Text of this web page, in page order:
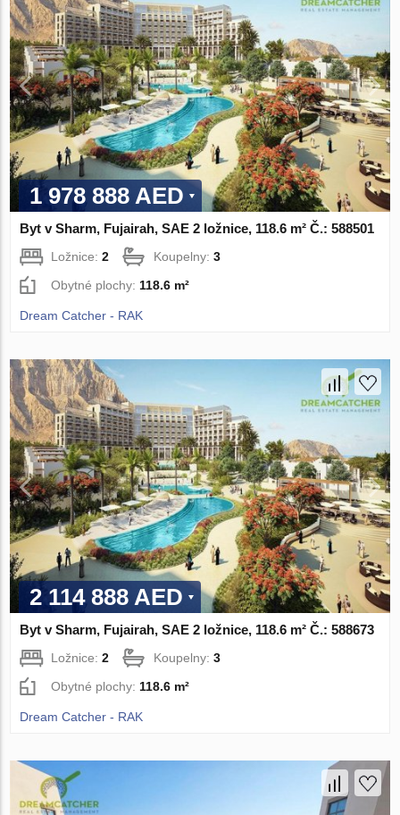
1 978 888 AED
Byt v Sharm, Fujairah, SAE 2 ložnice, 118.6 m² Č.: 588501
Ložnice:2 Koupelny:3
Obytné plochy:118.6 m²
Dream Catcher - RAK
2 114 888 AED
Byt v Sharm, Fujairah, SAE 2 ložnice, 118.6 m² Č.: 588673
Ložnice:2 Koupelny:3
Obytné plochy: 118.6 m²
Dream Catcher - RAK